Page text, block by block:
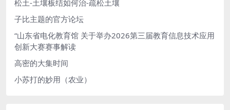
松土-土壤板结如何治-疏松土壤
子比主题的官方论坛
“山东省电化教育馆 关于举办2026第三届教育信息技术应用
创新大赛赛事解读
高密的大集时间
小苏打的妙用（农业）